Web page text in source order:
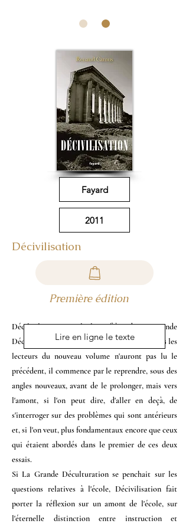
Fayard
2011
Décivilisation
Première édition
Décilivilisation est le livre frère de La Grande
Déculturation. Comme il faut espérer que tous les
lecteurs du nouveau volume n'auront pas lu le
précédent, il commence par le reprendre, sous des
angles nouveaux, avant de le prolonger, mais vers
l'amont, si l'on peut dire, d'aller en deçà, de
s'interroger sur des problèmes qui sont antérieurs
et, si l'on veut, plus fondamentaux encore que ceux
qui étaient abordés dans le premier de ces deux
essais.
Si La Grande Déculturation se penchait sur les
questions relatives à l'école, Décivilisation fait
porter la réflexion sur un amont de l'école, sur
l'éternelle distinction entre instruction et
Lire en ligne le texte